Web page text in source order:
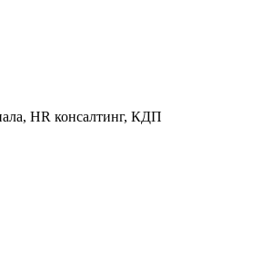
HR консалтинг, КДП